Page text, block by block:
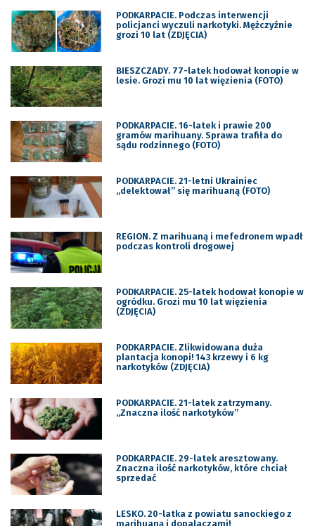
PODKARPACIE. Podczas interwencji
policjanci wyczuli narkotyki. Mężczyźnie
grozi 10 lat (ZDJĘCIA)
BIESZCZADY. 77-latek hodował konopie w
lesie. Grozi mu 10 lat więzienia (FOTO)
PODKARPACIE. 16-latek i prawie 200
gramów marihuany. Sprawa trafiła do
sądu rodzinnego (FOTO)
PODKARPACIE. 21-letni Ukrainiec
„delektował” się marihuaną (FOTO)
REGION. Z marihuaną i mefedronem wpadł
podczas kontroli drogowej
PODKARPACIE. 25-latek hodował konopie w
ogródku. Grozi mu 10 lat więzienia
(ZDJĘCIA)
PODKARPACIE. Zlikwidowana duża
plantacja konopi! 143 krzewy i 6 kg
narkotyków (ZDJĘCIA)
PODKARPACIE. 21-latek zatrzymany.
„Znaczna ilość narkotyków”
PODKARPACIE. 29-latek aresztowany.
Znaczna ilość narkotyków, które chciał
sprzedać
LESKO. 20-latka z powiatu sanockiego z
marihuaną i dopalaczami!